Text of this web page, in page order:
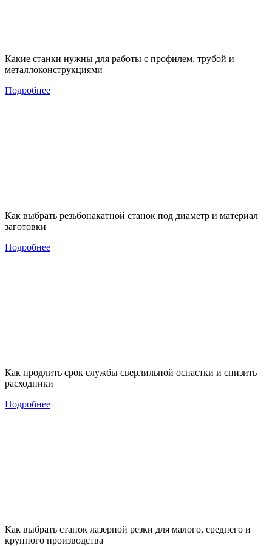
Какие станки нужны для работы с профилем, трубой и
металлоконструкциями
Подробнее
Как выбрать резьбонакатной станок под диаметр и материал
заготовки
Подробнее
Как продлить срок службы сверлильной оснастки и снизить
расходники
Подробнее
Как выбрать станок лазерной резки для малого, среднего и
крупного производства